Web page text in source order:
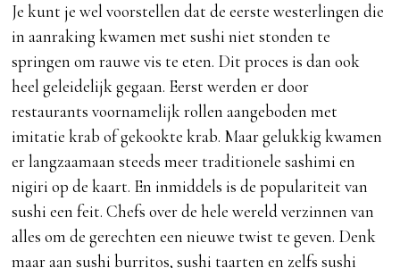
Je kunt je wel voorstellen dat de eerste westerlingen die
in aanraking kwamen met sushi niet stonden te
springen om rauwe vis te eten. Dit proces is dan ook
heel geleidelijk gegaan. Eerst werden er door
restaurants voornamelijk rollen aangeboden met
imitatie krab of gekookte krab. Maar gelukkig kwamen
er langzaamaan steeds meer traditionele sashimi en
nigiri op de kaart. En inmiddels is de populariteit van
sushi een feit. Chefs over de hele wereld verzinnen van
alles om de gerechten een nieuwe twist te geven. Denk
maar aan sushi burritos, sushi taarten en zelfs sushi